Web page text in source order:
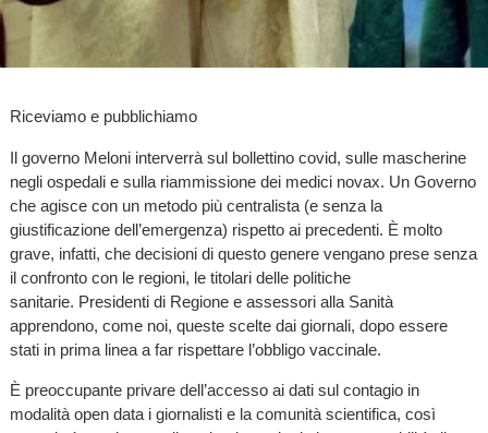
Riceviamo e pubblichiamo
Il governo Meloni interverrà sul bollettino covid, sulle mascherine
negli ospedali e sulla riammissione dei medici novax. Un Governo
che agisce con un metodo più centralista (e senza la
giustificazione dell’emergenza) rispetto ai precedenti. È molto
grave, infatti, che decisioni di questo genere vengano prese senza
il confronto con le regioni, le titolari delle politiche
sanitarie. Presidenti di Regione e assessori alla Sanità
apprendono, come noi, queste scelte dai giornali, dopo essere
stati in prima linea a far rispettare l’obbligo vaccinale.
È preoccupante privare dell’accesso ai dati sul contagio in
modalità open data i giornalisti e la comunità scientifica, così